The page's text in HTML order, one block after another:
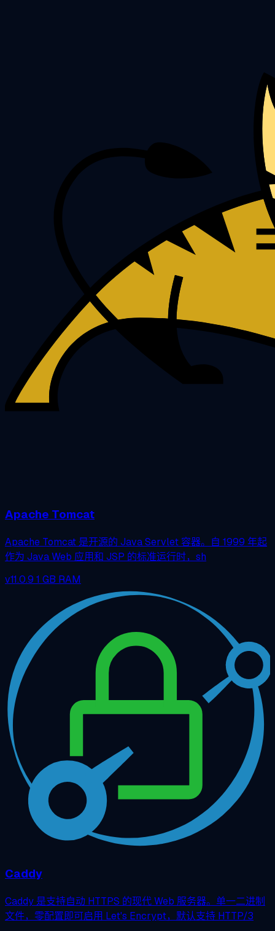
Apache Tomcat
Apache Tomcat 是开源的 Java Servlet 容器。自 1999 年起
作为 Java Web 应用和 JSP 的标准运行时，sh
v11.0.9 1 GB RAM
Caddy
Caddy 是支持自动 HTTPS 的现代 Web 服务器。单一二进制
文件，零配置即可启用 Let's Encrypt，默认支持 HTTP/3